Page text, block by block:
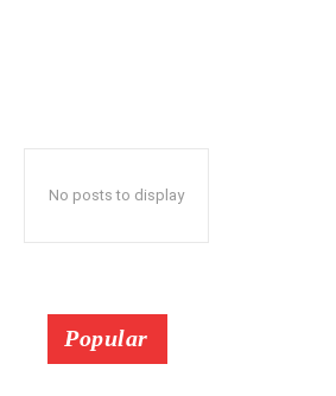
No posts to display
Popular